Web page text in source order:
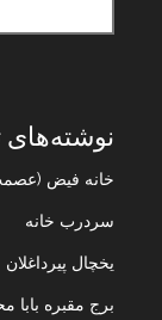
نوشته‌های
خانه فیض
سردرب خانه
یخچال پیرداغلان
برج مقبره بابا